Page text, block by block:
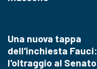
Una nuova tappa
dell'inchiesta Fauci:
l'oltraggio al Senato